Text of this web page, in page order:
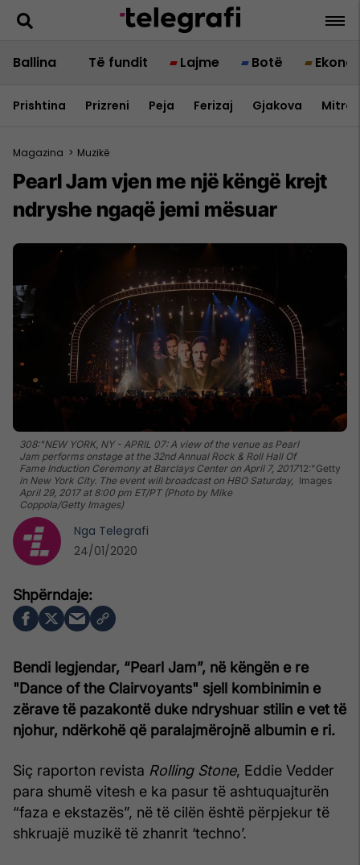
Ballina Të fundit Lajme Botë
Prishtina Prizreni Peja Ferizaj Gjakova
Magazina > Muzikë
Pearl Jam vjen me një këngë krejt
ndryshe ngaqë jemi mësuar
308:"NEW YORK, NY - APRIL 07: A view of the venue as Pearl
Jam performs onstage at the 32nd Annual Rock & Roll Hall Of
Fame Induction Ceremony at Barclays Center on April 7, 2017
in New York City. The event will broadcast on HBO Saturday,
April 29, 2017 at 8:00 pm ET/PT (Photo by Mike
Coppola/Getty Images)
12:"Getty
Images
Bendi legjendar, “Pearl Jam”, në këngën e re
"Dance of the Clairvoyants" sjell kombinimin e
zërave të pazakontë duke ndryshuar stilin e vet të
njohur, ndërkohë që paralajmërojnë albumin e ri.
Siç raporton revista Rolling Stone, Eddie Vedder
para shumë vitesh e ka pasur të ashtuquajturën
“faza e ekstazës”, në të cilën është përpjekur të
shkruajë muzikë të zhanrit ‘techno’.
Nga Telegrafi
24/01/2020